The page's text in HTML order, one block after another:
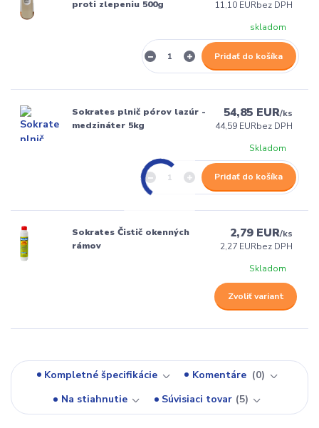
proti zlepeniu 500g 11,10 EURbez DPH
skladom
Pridať do košíka
Sokrates plnič pórov lazúr -
medzináter 5kg
54,85 EUR/ks
44,59 EURbez DPH
Skladom
Pridať do košíka
Sokrates Čistič okenných
rámov
2,79 EUR/ks
2,27 EURbez DPH
Skladom
Zvoliť variant
Kompletné špecifikácie Komentáre
0
Na stiahnutie
Súvisiaci tovar 5